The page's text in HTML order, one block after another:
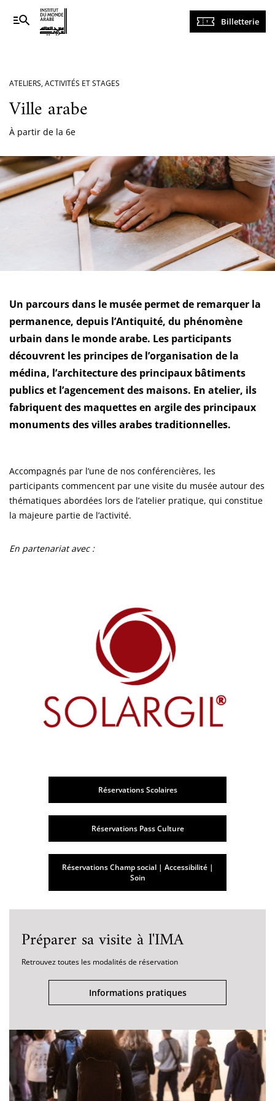
Navigation
principale
Billetterie
ATELIERS, ACTIVITÉS ET STAGES
Ville arabe
À partir de la 6e
Un parcours dans le musée permet de remarquer la
permanence, depuis l’Antiquité, du phénomène
urbain dans le monde arabe. Les participants
découvrent les principes de l’organisation de la
médina, l’architecture des principaux bâtiments
publics et l’agencement des maisons. En atelier, ils
fabriquent des maquettes en argile des principaux
monuments des villes arabes traditionnelles.
Accompagnés par l’une de nos conférencières, les
participants commencent par une visite du musée autour des
thématiques abordées lors de l’atelier pratique, qui constitue
la majeure partie de l’activité.
En partenariat avec :
Réservations Scolaires
Réservations Pass Culture
Réservations Champ social | Accessibilité |
Soin
Préparer sa visite à l'IMA
Retrouvez toutes les modalités de réservation
Informations pratiques